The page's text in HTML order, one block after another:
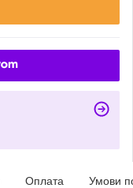
Оплата Умови